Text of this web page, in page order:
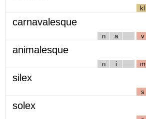
kl
carnavalesque
n a v
animalesque
n i m
silex
s
solex